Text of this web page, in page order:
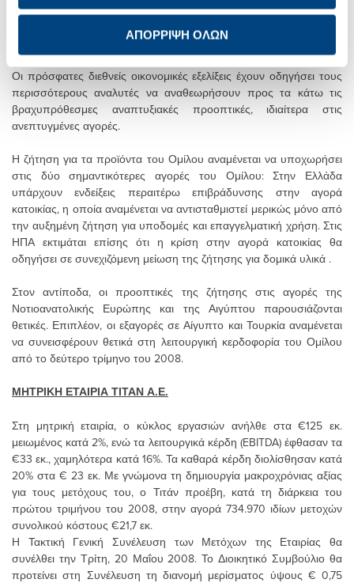
ΑΠΟΡΡΙΨΗ ΟΛΩΝ
προοπτικές.
Οι πρόσφατες διεθνείς οικονομικές εξελίξεις έχουν οδηγήσει τους
περισσότερους αναλυτές να αναθεωρήσουν προς τα κάτω τις
βραχυπρόθεσμες αναπτυξιακές προοπτικές, ιδιαίτερα στις
ανεπτυγμένες αγορές.
Η ζήτηση για τα προϊόντα του Ομίλου αναμένεται να υποχωρήσει
στις δύο σημαντικότερες αγορές του Ομίλου: Στην Ελλάδα
υπάρχουν ενδείξεις περαιτέρω επιβράδυνσης στην αγορά
κατοικίας, η οποία αναμένεται να αντισταθμιστεί μερικώς μόνο από
την αυξημένη ζήτηση για υποδομές και επαγγελματική χρήση. Στις
ΗΠΑ εκτιμάται επίσης ότι η κρίση στην αγορά κατοικίας θα
οδηγήσει σε συνεχιζόμενη μείωση της ζήτησης για δομικά υλικά .
Στον αντίποδα, οι προοπτικές της ζήτησης στις αγορές της
Νοτιοανατολικής Ευρώπης και της Αιγύπτου παρουσιάζονται
θετικές. Επιπλέον, οι εξαγορές σε Αίγυπτο και Τουρκία αναμένεται
να συνεισφέρουν θετικά στη λειτουργική κερδοφορία του Ομίλου
από το δεύτερο τρίμηνο του 2008.
ΜΗΤΡΙΚΗ ΕΤΑΙΡΙΑ ΤΙΤΑΝ Α.Ε.
Στη μητρική εταιρία, ο κύκλος εργασιών ανήλθε στα €125 εκ.
μειωμένος κατά 2%, ενώ τα λειτουργικά κέρδη (EBITDA) έφθασαν τα
€33 εκ., χαμηλότερα κατά 16%. Τα καθαρά κέρδη διολίσθησαν κατά
20% στα € 23 εκ. Με γνώμονα τη δημιουργία μακροχρόνιας αξίας
για τους μετόχους του, ο Τιτάν προέβη, κατά τη διάρκεια του
πρώτου τριμήνου του 2008, στην αγορά 734.970 ιδίων μετοχών
συνολικού κόστους €21,7 εκ.
Η Τακτική Γενική Συνέλευση των Μετόχων της Εταιρίας θα
συνέλθει την Τρίτη, 20 Μαΐου 2008. Το Διοικητικό Συμβούλιο θα
προτείνει στη Συνέλευση τη διανομή μερίσματος ύψους € 0,75